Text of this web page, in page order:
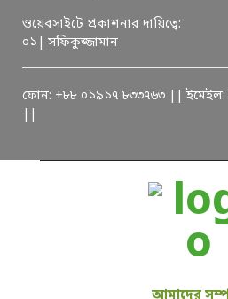
ওয়েবসাইটে প্রকাশনার দায়িত্বে:
০১| সফিকুজ্জামান
ফোন: +৮৮ ০১৯১৭ ৮৩৩৭৬৩ || ইমেইল:
আমাদের